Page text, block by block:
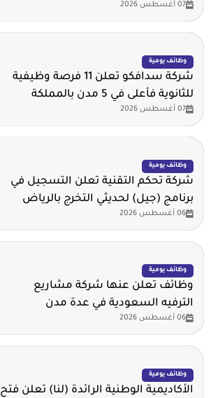
07 أغسطس 2026
وظائف يومية
شركة سدافكو تعلن 11 فرصة وظيفية
للثانوية فأعلى في 5 مدن بالمملكة
07 أغسطس 2026
وظائف يومية
شركة تحكم التقنية تعلن التسجيل في
برنامج (جيل) لحديثي التخرج بالرياض
06 أغسطس 2026
وظائف يومية
وظائف تعلن عنها شركة مشاريع
الترفيه السعودية في عدة مدن
06 أغسطس 2026
وظائف يومية
الأكاديمية الوطنية الرائدة (لنا) تعلن فتح